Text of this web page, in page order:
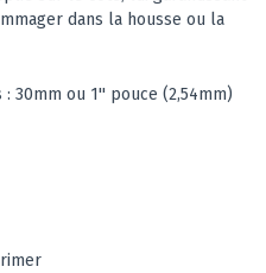
dans la housse ou la
30mm ou 1'' pouce (2,54mm)